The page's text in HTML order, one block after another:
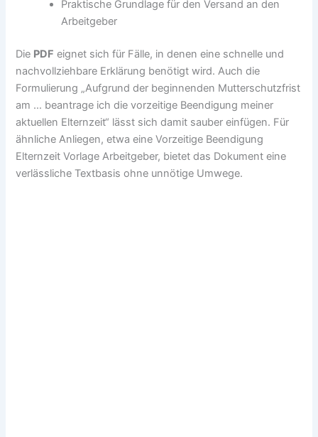
Praktische Grundlage für den Versand an den
Arbeitgeber
Die PDF eignet sich für Fälle, in denen eine schnelle und
nachvollziehbare Erklärung benötigt wird. Auch die
Formulierung „Aufgrund der beginnenden Mutterschutzfrist
am … beantrage ich die vorzeitige Beendigung meiner
aktuellen Elternzeit“ lässt sich damit sauber einfügen. Für
ähnliche Anliegen, etwa eine Vorzeitige Beendigung
Elternzeit Vorlage Arbeitgeber, bietet das Dokument eine
verlässliche Textbasis ohne unnötige Umwege.